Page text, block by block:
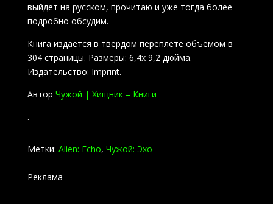
выйдет на русском, прочитаю и уже тогда более
подробно обсудим.
Книга издается в твердом переплете объемом в
304 страницы. Размеры: 6,4х 9,2 дюйма.
Издательство: Imprint.
Автор Чужой | Хищник – Книги
.
Метки: Alien: Echo, Чужой: Эхо
Реклама